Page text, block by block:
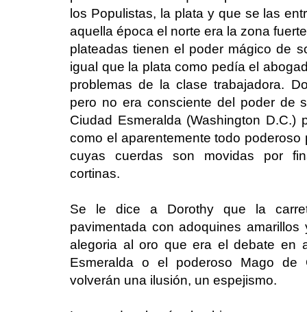
los Populistas, la plata y que se las
aquella época el norte era la zona
plateadas tienen el poder mágico de
igual que la plata como pedía el
problemas de la clase trabajadora.
pero no era consciente del poder de
Ciudad Esmeralda (Washington
como el aparentemente todo
cuyas cuerdas son movidas por
cortinas.
Se le dice a Dorothy que la
pavimentada con adoquines
alegoria al oro que era el debate en
Esmeralda o el poderoso Mago de
volverán una ilusión, un espejismo.